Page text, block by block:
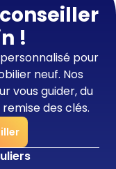
!
pour
neuf. Nos
vous guider, du
des clés.